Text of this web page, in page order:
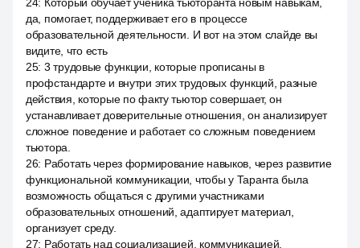
да, помогает, поддерживает его в процессе
образовательной деятельности. И вот на этом слайде вы
видите, что есть
25: 3 трудовые функции, которые прописаны в
профстандарте и внутри этих трудовых функций, разные
действия, которые по факту тьютор совершает, он
устанавливает доверительные отношения, он анализирует
сложное поведение и работает со сложным поведением
тьютора.
26: Работать через формирование навыков, через развитие
функциональной коммуникации, чтобы у Таранта была
возможность общаться с другими участниками
образовательных отношений, адаптирует материал,
организует среду.
27: Работать над социализацией, коммуникацией,